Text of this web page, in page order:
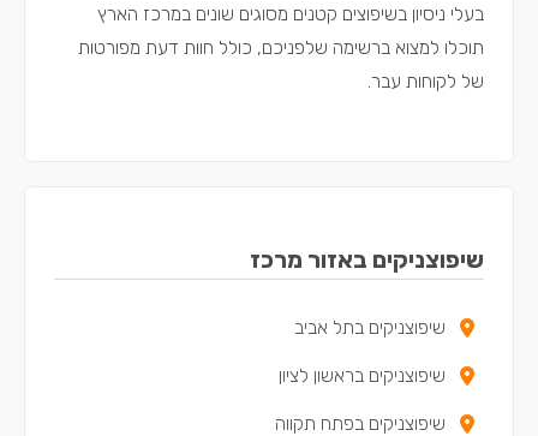
בעלי ניסיון בשיפוצים קטנים מסוגים שונים במרכז הארץ
תוכלו למצוא ברשימה שלפניכם, כולל חוות דעת מפורטות
של לקוחות עבר.
שיפוצניקים באזור מרכז
שיפוצניקים בתל אביב
שיפוצניקים בראשון לציון
שיפוצניקים בפתח תקווה